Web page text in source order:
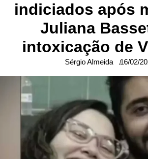
indiciados após
Juliana
intoxicação de
Sérgio Almeida 16/02/